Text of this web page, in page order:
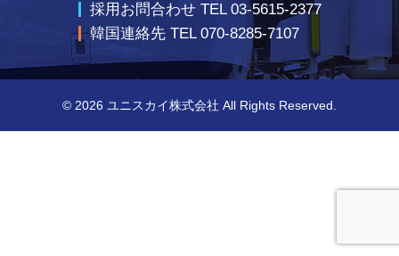
採用お問合わせ TEL 03-5615-2377
韓国連絡先 TEL 070-8285-7107
© 2026 ユニスカイ株式会社 All Rights Reserved.